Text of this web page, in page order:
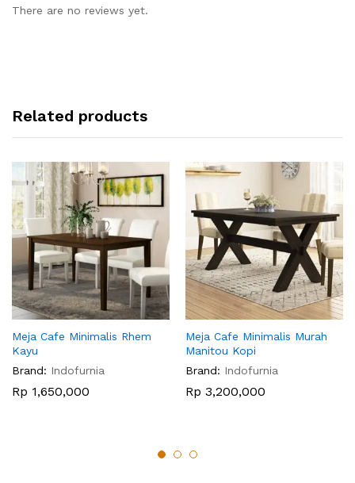
There are no reviews yet.
Related products
Meja Cafe Minimalis Rhem
Kayu
Brand: Indofurnia
Rp 1,650,000
Meja Cafe Minimalis Murah
Manitou Kopi
Brand: Indofurnia
Rp 3,200,000